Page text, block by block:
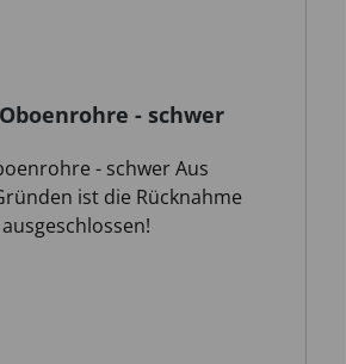
- schwer
- schwer Aus
ist die Rücknahme